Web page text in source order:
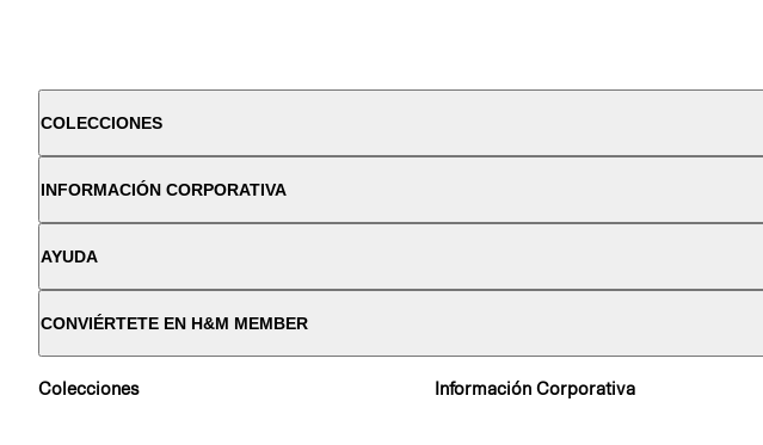
COLECCIONES
INFORMACIÓN CORPORATIVA
AYUDA
CONVIÉRTETE EN H&M MEMBER
Colecciones Información Corporativa